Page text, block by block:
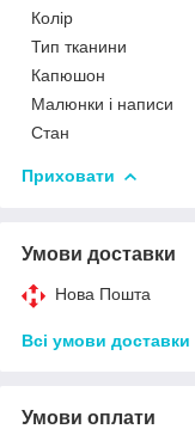
Колір
Тип тканини
Капюшон
Малюнки і написи
Стан
Приховати
Умови доставки
Нова Пошта
Всі умови доставки
Умови оплати